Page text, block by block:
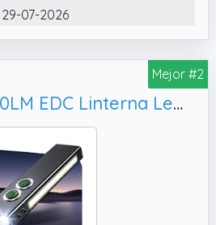
29-07-2026
Mejor #2
Babacom 1300LM EDC Linterna Led Recargable con Foco Blanco, Imán/Sujeción para Exteriores/Emergencias/Trabajo